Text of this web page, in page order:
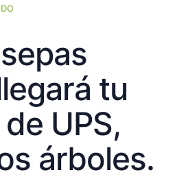
tu
UPS,
árboles.